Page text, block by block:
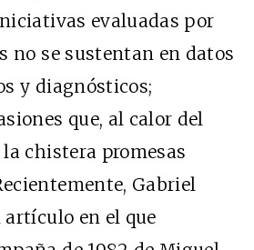
evaluadas por
no se sustentan en datos
y diagnósticos;
que, al calor del
chistera promesas
Gabriel
en el que